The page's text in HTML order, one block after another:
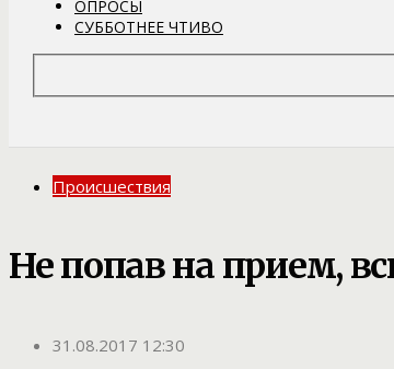
ОПРОСЫ
СУББОТНЕЕ ЧТИВО
Происшествия
Не попав на прием,
31.08.2017 12:30